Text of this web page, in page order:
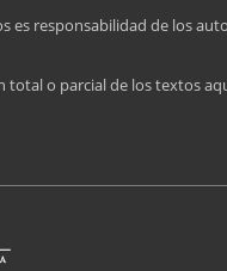
es responsabilidad de los
total o parcial de los textos